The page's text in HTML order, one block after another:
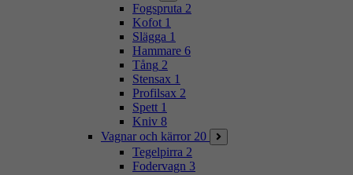
Fogspruta 2
Kofot 1
Slägga 1
Hammare 6
Tång 2
Stensax 1
Profilsax 2
Spett 1
Kniv 8
Vagnar och kärror 20
Tegelpirra 2
Fodervagn 3